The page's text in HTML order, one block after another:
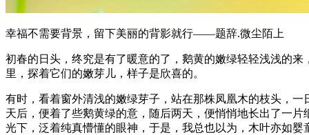
幸福不需要背景，留下美丽的背影就行——题辞.微尘陌上
初春的日头，终究是有了暖意的了，鹅黄的嫩绿轻轻浅浅的
里，探着它们的嫩芽儿，样子是欣喜的。
有时，看着窗外清浅的嫩绿芽子，站在那株凤凰木的枝头，
天后，便着了些鹅黄绿的意，随后两天，便悄悄地长出了一
光下，泛着纯真懵懂的眼神，于是，我总也以为，木叶亦如